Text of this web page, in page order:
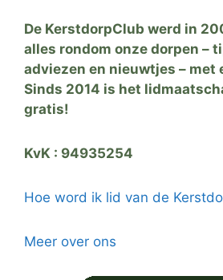
De KerstdorpClub werd in
alles rondom onze dorpen –
adviezen en nieuwtjes – met
Sinds 2014 is het
gratis!
KvK : 94935254
Hoe word ik lid van de
Meer over ons